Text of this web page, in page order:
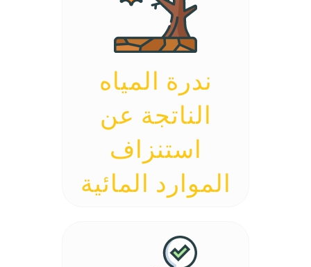
ندرة المياه
الناتجة عن
استنزاف
الموارد المائية